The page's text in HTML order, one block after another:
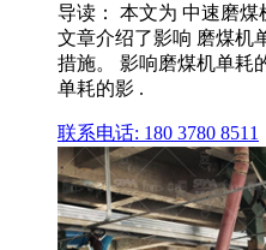
导读： 本文为 中速磨煤
文章介绍了影响 磨煤机
措施。 影响磨煤机单耗
单耗的影 .
联系电话: 180 3780 8511